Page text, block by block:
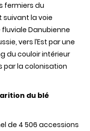
fermiers du
suivant la voie
Danubienne
vers l’Est par une
du couloir intérieur
par la colonisation
du blé
de 4 506 accessions